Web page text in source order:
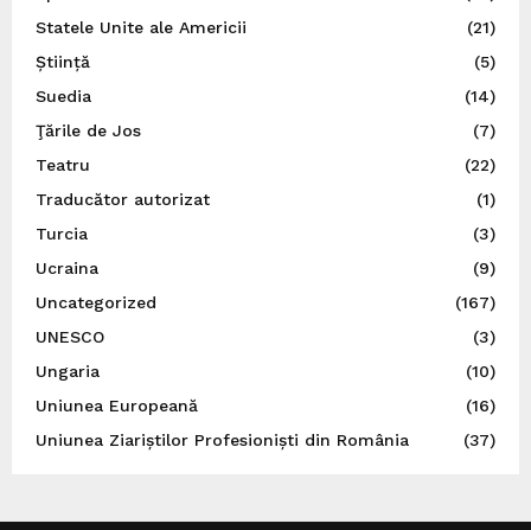
Statele Unite ale Americii
(21)
Știință
(5)
Suedia
(14)
Ţările de Jos
(7)
Teatru
(22)
Traducător autorizat
(1)
Turcia
(3)
Ucraina
(9)
Uncategorized
(167)
UNESCO
(3)
Ungaria
(10)
Uniunea Europeană
(16)
Uniunea Ziariștilor Profesioniști din România
(37)